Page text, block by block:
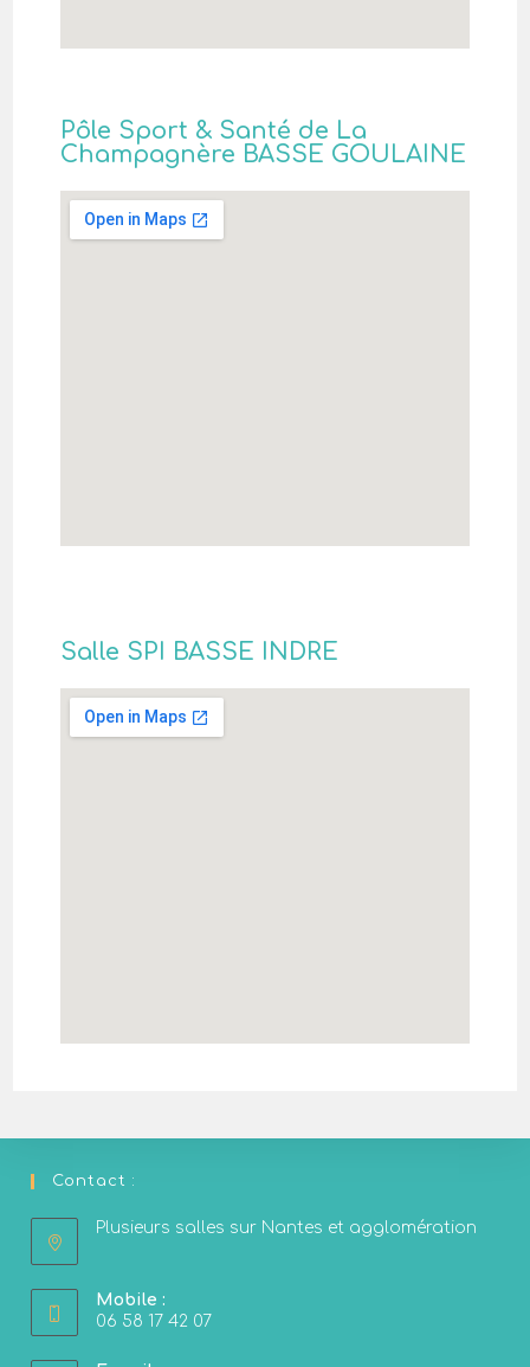
Pôle Sport & Santé de La
Champagnère BASSE GOULAINE
Salle SPI BASSE INDRE
Contact :
Plusieurs salles sur Nantes et agglomération
Mobile :
06 58 17 42 07